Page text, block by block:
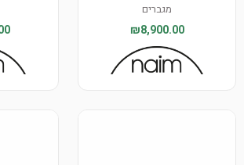
מגברים
₪8,900.00